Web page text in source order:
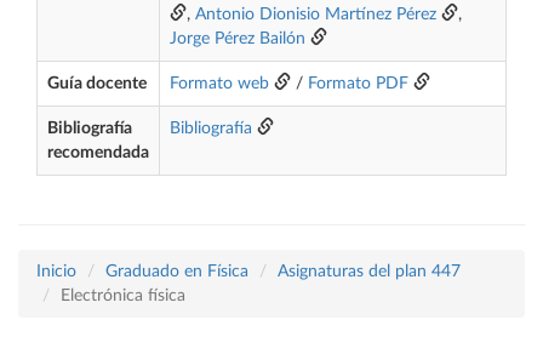
, Antonio Dionisio Martínez Pérez
,
Jorge Pérez Bailón
Guía docente Formato web / Formato PDF
Bibliografía
recomendada
Bibliografía
Inicio Graduado en Física
Asignaturas del plan 447
Electrónica física